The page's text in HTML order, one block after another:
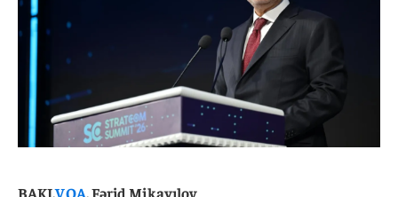
BAKI,VOA, Fərid Mikayılov